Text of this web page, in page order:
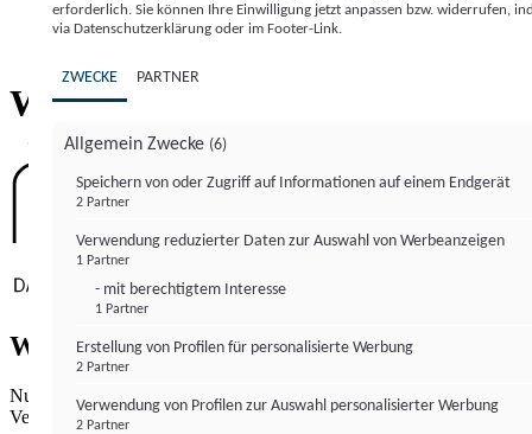
Institutional Money
ImpressumDatenschutzerklärung
Willkommen bei
Wie gewohnt mit Werbung lesen
Nutzen Sie institutional-money.com mit Ihrer Zustimmung zur
Verwendung von Cookies für Webanalyse und Werbemaßnahmen.
erforderlich. Sie können Ihre Einwilligung jetzt anpassen bzw. widerrufen,
via Datenschutzerklärung oder im Footer-Link.
ZWECKE PARTNER
Allgemein Zwecke (6)
Speichern von oder Zugriff auf Informationen auf einem Endgerät
2 Partner
Verwendung reduzierter Daten zur Auswahl von Werbeanzeigen
1 Partner
- mit berechtigtem Interesse
1 Partner
Erstellung von Profilen für personalisierte Werbung
2 Partner
Verwendung von Profilen zur Auswahl personalisierter Werbung
2 Partner